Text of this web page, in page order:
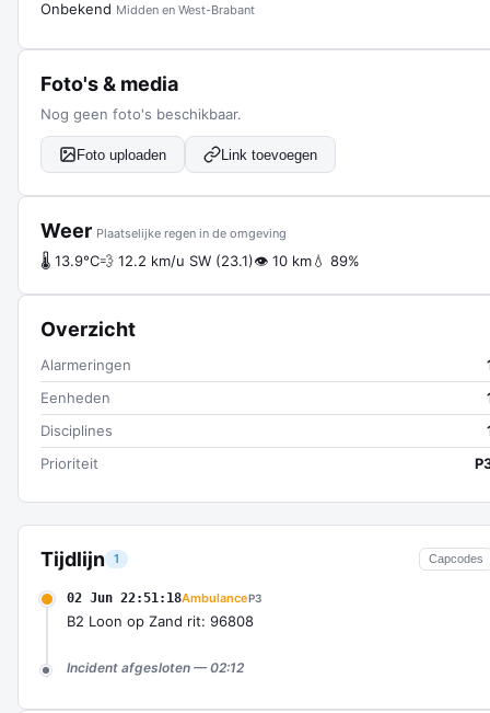
Tijdlijn 1 Capcodes
02 Jun 22:51:18AmbulanceP3
B2 Loon op Zand rit: 96808
Incident afgesloten — 02:12
Onbekend Midden en West-Brabant
Foto's & media
Nog geen foto's beschikbaar.
Foto uploaden Link toevoegen
Weer Plaatselijke regen in de omgeving
🌡 13.9°C💨 12.2 km/u SW (23.1)👁 10 km💧 89%
Overzicht
Alarmeringen
Eenheden
Disciplines
Prioriteit